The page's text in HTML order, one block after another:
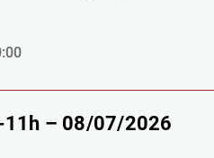
11h – 08/07/2026